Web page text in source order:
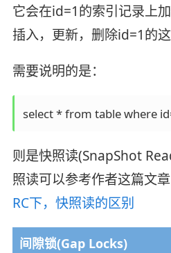
它会在id=1的索引记录上
插入，更新，删除id=1的这
需要说明的是：
则是快照读(SnapShot
照读可以参考作者这篇文章
RC下，快照读的区别
间隙锁(Gap Locks)